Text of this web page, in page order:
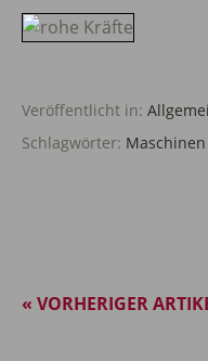
Veröffentlicht in:
Schlagwörter: Maschinen
« VORHERIGER